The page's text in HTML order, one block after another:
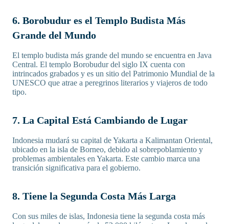
6. Borobudur es el Templo Budista Más
Grande del Mundo
El templo budista más grande del mundo se encuentra en Java
Central. El templo Borobudur del siglo IX cuenta con
intrincados grabados y es un sitio del Patrimonio Mundial de la
UNESCO que atrae a peregrinos literarios y viajeros de todo
tipo.
7. La Capital Está Cambiando de Lugar
Indonesia mudará su capital de Yakarta a Kalimantan Oriental,
ubicado en la isla de Borneo, debido al sobrepoblamiento y
problemas ambientales en Yakarta. Este cambio marca una
transición significativa para el gobierno.
8. Tiene la Segunda Costa Más Larga
Con sus miles de islas, Indonesia tiene la segunda costa más